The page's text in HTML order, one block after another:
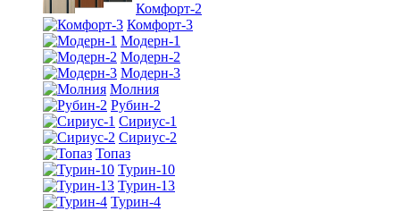
Комфорт-2
Комфорт-3
Модерн-1
Модерн-2
Модерн-3
Молния
Рубин-2
Сириус-1
Сириус-2
Топаз
Турин-10
Турин-13
Турин-4